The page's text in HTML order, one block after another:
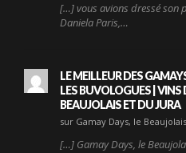
[…] vous avions dressé son
Daniela Paris,…
LE MEILLEUR DES
LES BUVOLOGUES | VINS
BEAUJOLAIS ET DU JURA
sur Gamay Days, le
[…] Gamay Days, le